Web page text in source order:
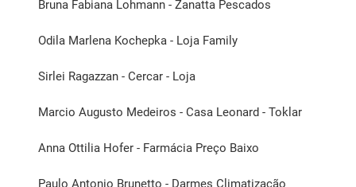
Bruna Fabiana Lohmann - Zanatta Pescados
Odila Marlena Kochepka - Loja Family
Sirlei Ragazzan - Cercar - Loja
Marcio Augusto Medeiros - Casa Leonard - Toklar
Anna Ottilia Hofer - Farmácia Preço Baixo
Paulo Antonio Brunetto - Darmes Climatização